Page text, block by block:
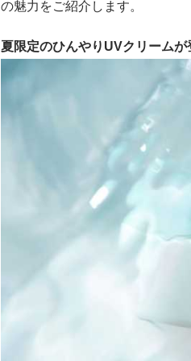
の魅力をご紹介します。
夏限定のひんやりUVクリームが